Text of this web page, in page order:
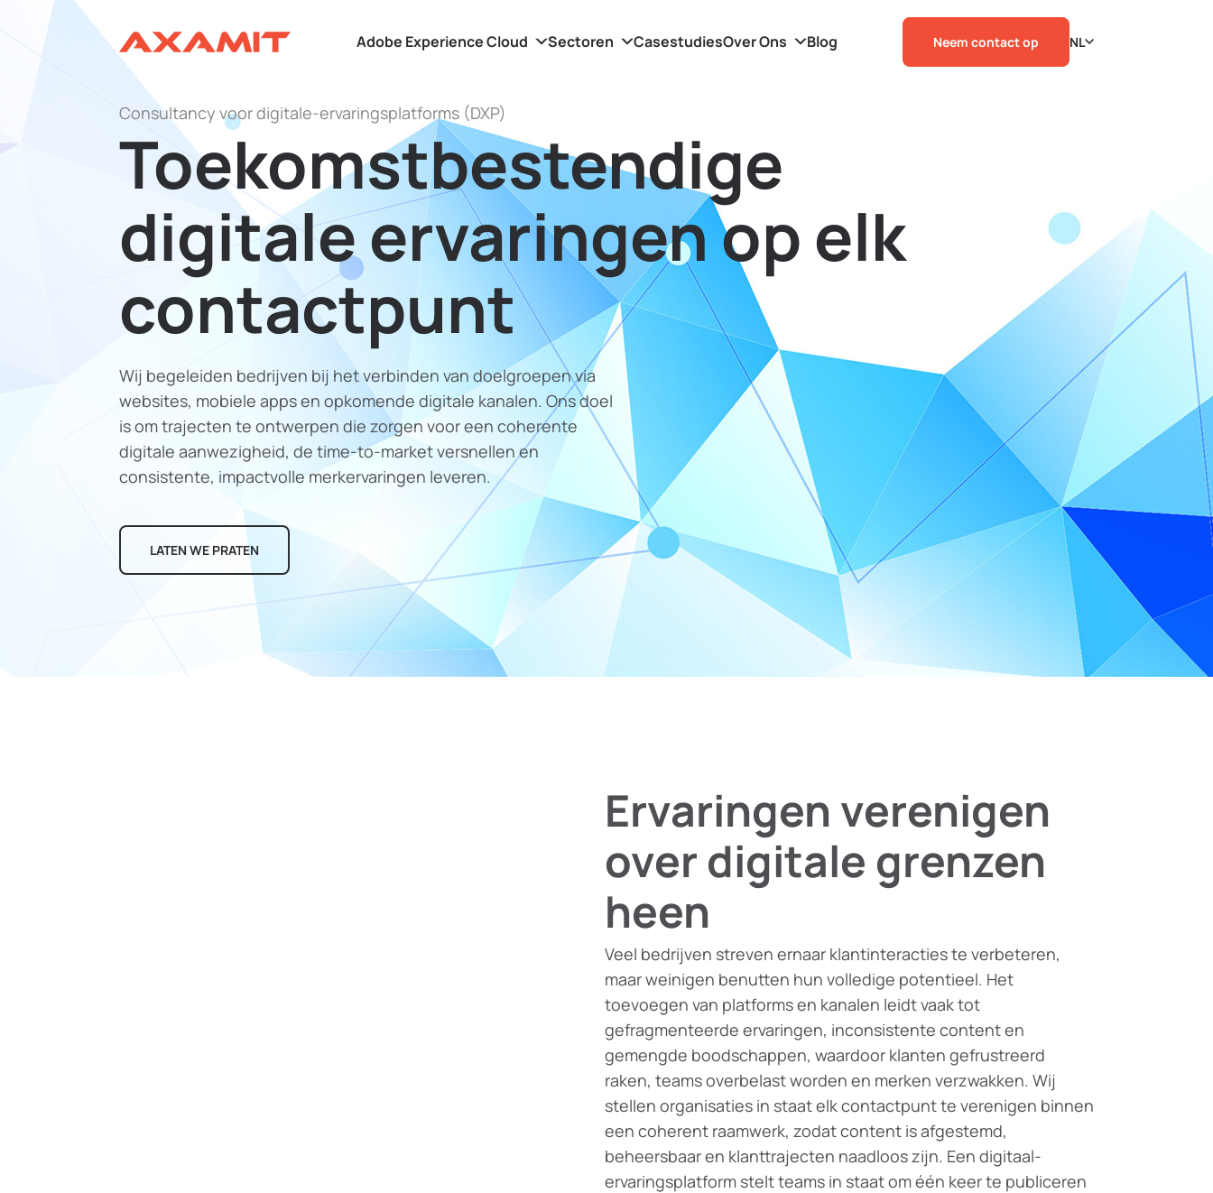
Adobe Experience Cloud Sectoren CasestudiesOver Ons Blog Neem contact op NL
Consultancy voor digitale-ervaringsplatforms (DXP)
Toekomstbestendige
digitale ervaringen op elk
contactpunt
Wij begeleiden bedrijven bij het verbinden van doelgroepen via
websites, mobiele apps en opkomende digitale kanalen. Ons doel
is om trajecten te ontwerpen die zorgen voor een coherente
digitale aanwezigheid, de time-to-market versnellen en
consistente, impactvolle merkervaringen leveren.
LATEN WE PRATEN
Ervaringen verenigen
over digitale grenzen
heen
Veel bedrijven streven ernaar klantinteracties te verbeteren,
maar weinigen benutten hun volledige potentieel. Het
toevoegen van platforms en kanalen leidt vaak tot
gefragmenteerde ervaringen, inconsistente content en
gemengde boodschappen, waardoor klanten gefrustreerd
raken, teams overbelast worden en merken verzwakken. Wij
stellen organisaties in staat elk contactpunt te verenigen binnen
een coherent raamwerk, zodat content is afgestemd,
beheersbaar en klanttrajecten naadloos zijn. Een digitaal-
ervaringsplatform stelt teams in staat om één keer te publiceren